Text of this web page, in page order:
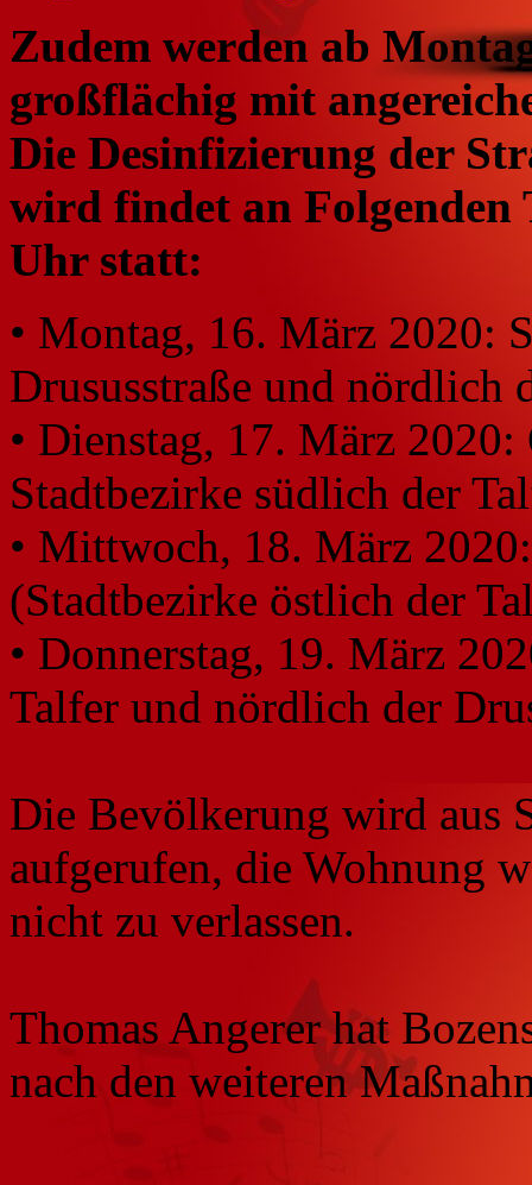
Zudem werden ab
großflächig mit
Die Desinfizierung der
wird findet an Folgenden
Uhr statt:
• Montag, 16. März 2020:
Drususstraße und nördlich
• Dienstag, 17. März
Stadtbezirke südlich der
• Mittwoch, 18. März
(Stadtbezirke östlich der
• Donnerstag, 19. März
Talfer und nördlich der
Die Bevölkerung wird aus
aufgerufen, die Wohnung
nicht zu verlassen.
Thomas Angerer hat
nach den weiteren